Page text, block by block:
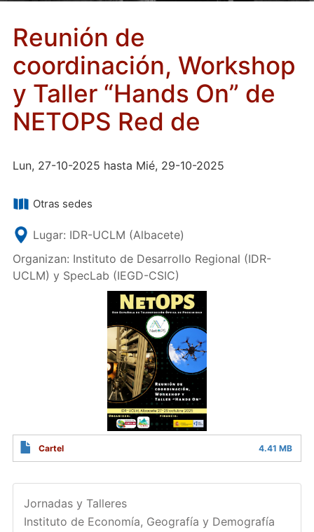
Reunión de
coordinación, Workshop
y Taller “Hands On” de
NETOPS Red de
Lun, 27-10-2025 hasta Mié, 29-10-2025
Otras sedes
Lugar: IDR-UCLM (Albacete)
Organizan: Instituto de Desarrollo Regional (IDR-
UCLM) y SpecLab (IEGD-CSIC)
Cartel 4.41 MB
Jornadas y Talleres
Instituto de Economía, Geografía y Demografía